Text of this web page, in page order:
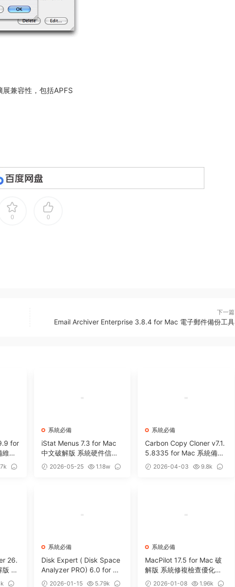
兼容性，包括APFS
0 0
下一篇
Email Archiver Enterprise 3.8.4 for Mac 電子郵件備份工具
for
護
系統必備
iStat Menus 7.3 for Mac
中文破解版 系統硬件信息
監測工具
2026-05-25
1.18w
系統必備
Carbon Copy Cloner v7.1.
5.8335 for Mac 系統備份
克隆遷移工具
2026-04-03
9.8k
26.
Ta
軟
系統必備
Disk Expert ( Disk Space
Analyzer PRO) 6.0 for Ma
c 磁盤分析管理清理工具
2026-01-15
5.79k
系統必備
MacPilot 17.5 for Mac 破
解版 系統修複檢查優化工
具 2026-01-08
1.96k